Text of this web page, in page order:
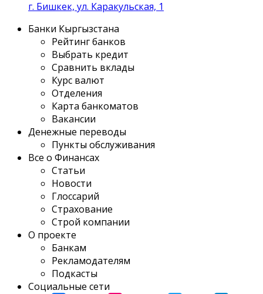
г. Бишкек, ул. Каракульская, 1
Банки Кыргызстана
Рейтинг банков
Выбрать кредит
Сравнить вклады
Курс валют
Отделения
Карта банкоматов
Вакансии
Денежные переводы
Пункты обслуживания
Все о Финансах
Статьи
Новости
Глоссарий
Страхование
Строй компании
О проекте
Банкам
Рекламодателям
Подкасты
Социальные сети